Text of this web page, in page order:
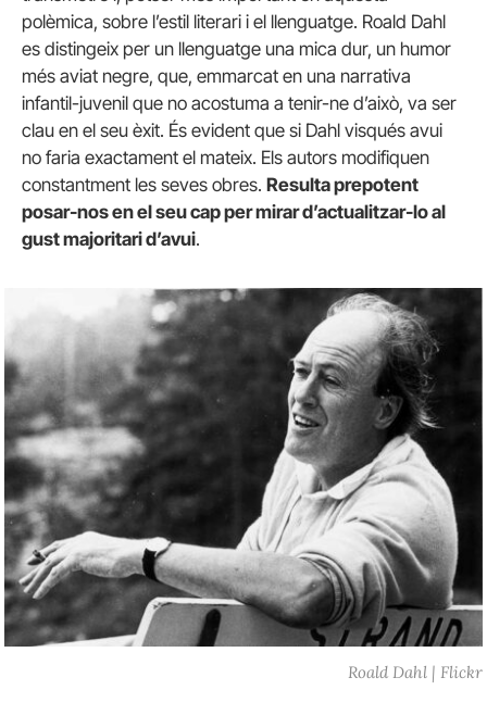
polèmica, sobre l’estil literari i el llenguatge. Roald Dahl
es distingeix per un llenguatge una mica dur, un humor
més aviat negre, que, emmarcat en una narrativa
infantil-juvenil que no acostuma a tenir-ne d’això, va ser
clau en el seu èxit. És evident que si Dahl visqués avui
no faria exactament el mateix. Els autors modifiquen
constantment les seves obres. Resulta prepotent
posar-nos en el seu cap per mirar d’actualitzar-lo al
gust majoritari d’avui.
Roald Dahl | Flickr